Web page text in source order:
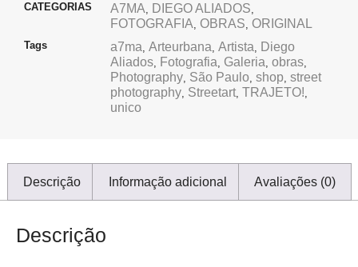
CATEGORIAS A7MA, DIEGO ALIADOS,
FOTOGRAFIA, OBRAS, ORIGINAL
Tags a7ma, Arteurbana, Artista, Diego
Aliados, Fotografia, Galeria, obras,
Photography, São Paulo, shop, street
photography, Streetart, TRAJETO!,
unico
Descrição Informação adicional Avaliações (0)
Descrição